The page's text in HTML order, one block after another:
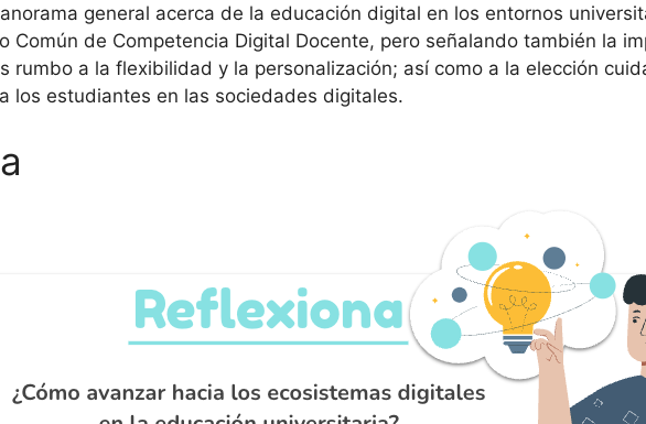
general acerca de la educación digital en los entornos
Común de Competencia Digital Docente, pero señalando también la
rumbo a la flexibilidad y la personalización; así como a la elección
los estudiantes en las sociedades digitales.